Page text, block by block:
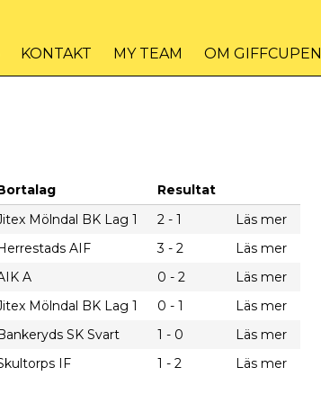
KONTAKT MY TEAM OM GIFFCUPEN
Resultat
Mölndal BK Lag 1 2 - 1
Läs mer
AIF 3 - 2
Läs mer
A 0 - 2
Läs mer
Mölndal BK Lag 1 0 - 1
Läs mer
SK Svart 1 - 0
Läs mer
IF 1 - 2 Läs mer